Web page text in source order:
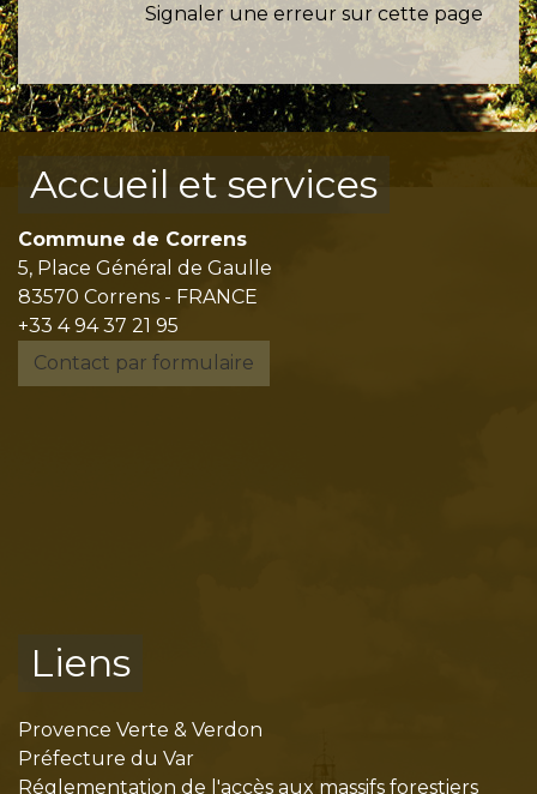
Signaler une erreur sur cette page
Accueil et services
Commune de Correns
5, Place Général de Gaulle
83570 Correns - FRANCE
+33 4 94 37 21 95
Contact par formulaire
Liens
Provence Verte & Verdon
Préfecture du Var
Réglementation de l'accès aux massifs forestiers